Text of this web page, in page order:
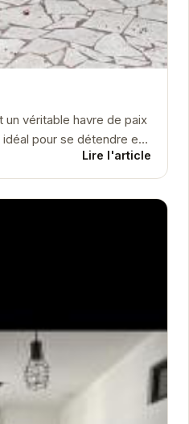
un véritable havre de paix
pour se détendre et
Lire l'article